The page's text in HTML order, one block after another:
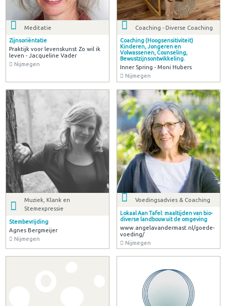
Meditatie
Zijnsoriëntatie
Praktijk voor levenskunst Zo wil ik
leven - Jacqueline Vader
Nijmegen
Coaching - Diverse Coaching
Coaching (Hoogsensitiviteit)
Kinderen, Jongeren en
Volwassenen, Counseling,
Bewustzijnsontwikkeling.
Inner Spring - Moni Hubers
Nijmegen
Muziek, Klank en
Stemexpressie
Stembevrijding
Agnes Bergmeijer
Nijmegen
Voedingsadvies & Coaching
Lokaal Aan Tafel: maaltijden van bio-
diverse landbouw uit de omgeving
www.angelavandermast.nl/goede-
voeding/
Nijmegen